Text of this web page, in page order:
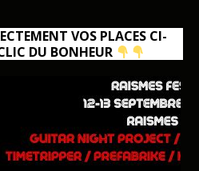
VOS PLACES CI-
DU BONHEUR